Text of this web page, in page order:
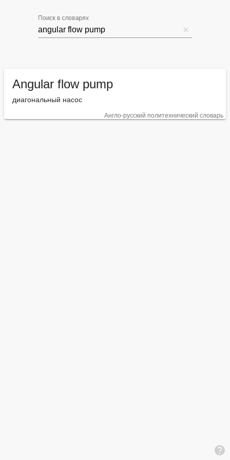
Поиск в словарях
Angular flow pump
диагональный насос
Англо-русский политехнический словарь